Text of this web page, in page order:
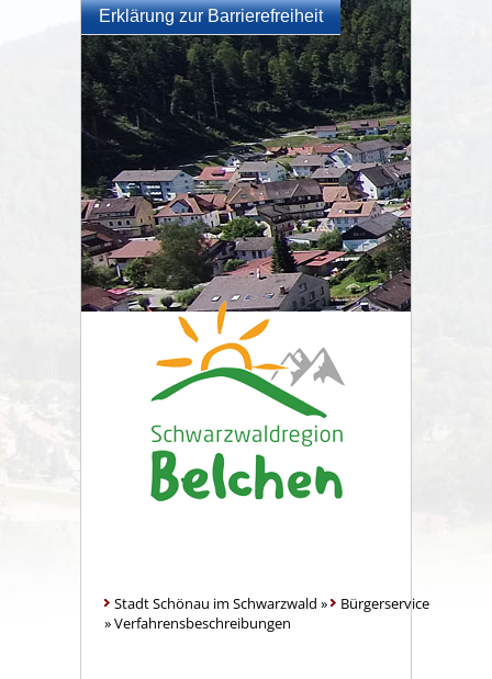
Erklärung zur Barrierefreiheit
Stadt Schönau im Schwarzwald »
Bürgerservice
»Verfahrensbeschreibungen